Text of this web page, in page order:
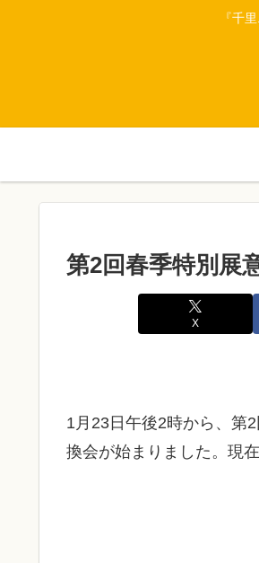
『千
第2回春季特別展
X
1月23日午後2時から、第
換会が始まりました。現